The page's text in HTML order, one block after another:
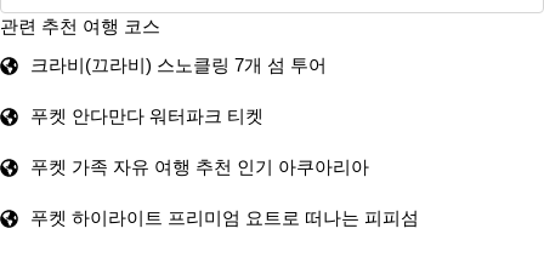
관련 추천 여행 코스
크라비(끄라비) 스노클링 7개 섬 투어
푸켓 안다만다 워터파크 티켓
푸켓 가족 자유 여행 추천 인기 아쿠아리아
푸켓 하이라이트 프리미엄 요트로 떠나는 피피섬